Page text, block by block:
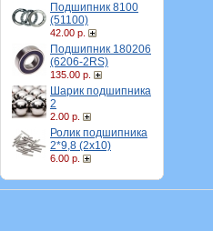
Подшипник 8100
(51100)
42.00 р.
Подшипник 180206
(6206-2RS)
135.00 р.
Шарик подшипника
2
2.00 р.
Ролик подшипника
2*9,8 (2х10)
6.00 р.